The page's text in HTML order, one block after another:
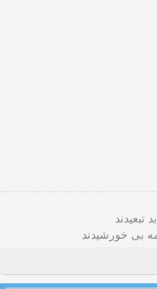
تبعیدند
بی خورشیدند